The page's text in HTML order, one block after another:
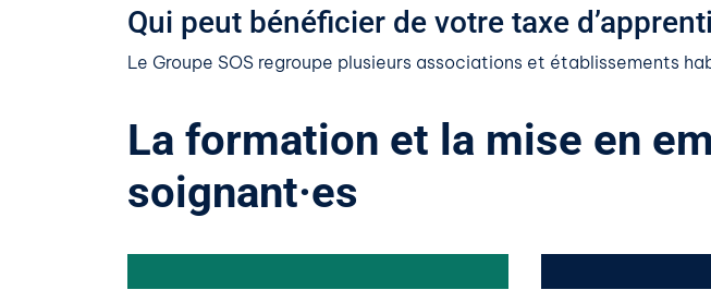
Qui peut bénéficier de votre taxe
Le Groupe SOS regroupe plusieurs associations et établissements
La formation et la mise en
soignant·es